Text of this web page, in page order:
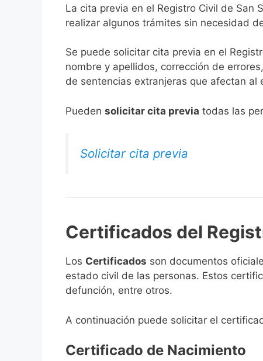
​​​​​​​​​​​​​​​​​​​​​​​​​​​​La cita previa en el Registro Civil de
realizar algunos trámites sin necesidad
Se puede solicitar cita previa en el
nombre y apellidos, corrección de
de sentencias extranjeras que afectan
​Pueden solicitar cita previa todas las
Solicitar cita previa
Certificados del
Los Certificados son documentos
estado civil de las personas. Estos
defunción, entre otros.
A continuación puede solicitar el
Certificado de Nacimiento